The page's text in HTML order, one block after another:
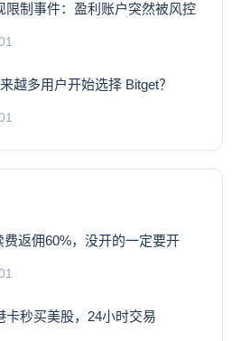
限制事件：盈利账户突然被风控
越多用户开始选择 Bitget？
费返佣60%，没开的一定要开
卡秒买美股，24小时交易